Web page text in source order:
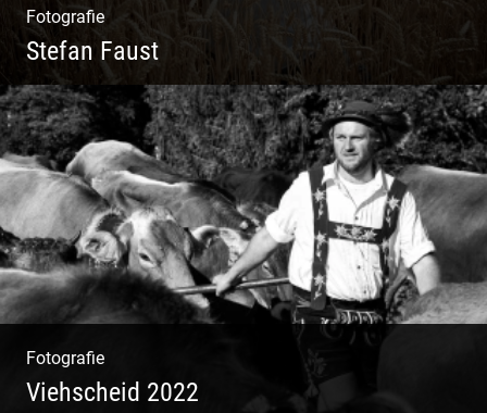
Fotografie
Stefan Faust
Yoga & Meditation
Fotografie
Viehscheid 2022